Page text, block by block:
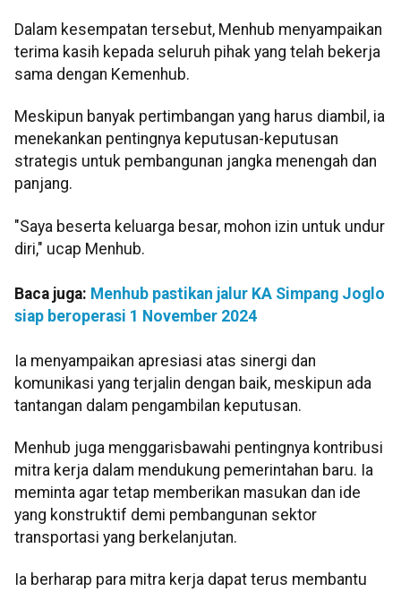
Dalam kesempatan tersebut, Menhub menyampaikan
terima kasih kepada seluruh pihak yang telah bekerja
sama dengan Kemenhub.
Meskipun banyak pertimbangan yang harus diambil, ia
menekankan pentingnya keputusan-keputusan
strategis untuk pembangunan jangka menengah dan
panjang.
"Saya beserta keluarga besar, mohon izin untuk undur
diri," ucap Menhub.
Baca juga: Menhub pastikan jalur KA Simpang Joglo
siap beroperasi 1 November 2024
Ia menyampaikan apresiasi atas sinergi dan
komunikasi yang terjalin dengan baik, meskipun ada
tantangan dalam pengambilan keputusan.
Menhub juga menggarisbawahi pentingnya kontribusi
mitra kerja dalam mendukung pemerintahan baru. Ia
meminta agar tetap memberikan masukan dan ide
yang konstruktif demi pembangunan sektor
transportasi yang berkelanjutan.
Ia berharap para mitra kerja dapat terus membantu